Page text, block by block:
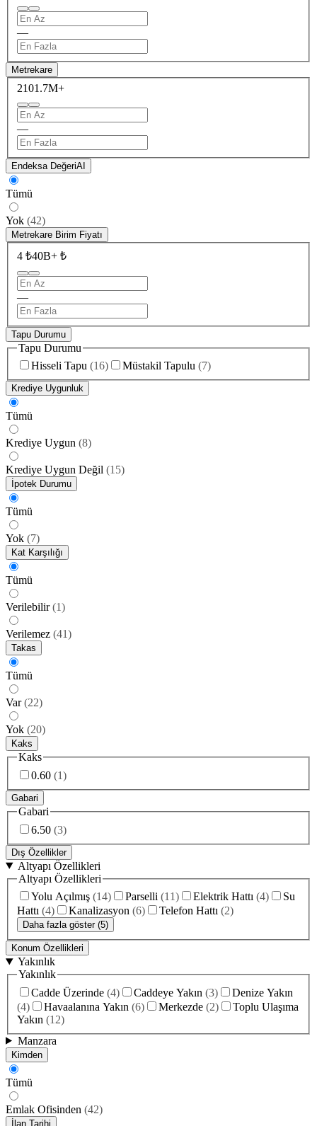
—
Metrekare
2101.7M+
—
Endeksa DeğeriAI
Tümü
Yok (42)
Metrekare Birim Fiyatı
4 ₺40B+ ₺
—
Tapu Durumu
Tapu Durumu
Hisseli Tapu (16) Müstakil Tapulu (7)
Krediye Uygunluk
Tümü
Krediye Uygun (8)
Krediye Uygun Değil (15)
İpotek Durumu
Tümü
Yok (7)
Kat Karşılığı
Tümü
Verilebilir (1)
Verilemez (41)
Takas
Tümü
Var (22)
Yok (20)
Kaks
Kaks
0.60 (1)
Gabari
Gabari
6.50 (3)
Dış Özellikler
Altyapı Özellikleri
Altyapı Özellikleri
Yolu Açılmış (14) Parselli (11) Elektrik Hattı (4)
Su
Hattı (4) Kanalizasyon (6) Telefon Hattı (2)
Daha fazla göster (5)
Konum Özellikleri
Yakınlık
Yakınlık
Cadde Üzerinde (4) Caddeye Yakın (3)
Denize Yakın
(4) Havaalanına Yakın (6) Merkezde (2)
Toplu Ulaşıma
Yakın (12)
Manzara
Kimden
Tümü
Emlak Ofisinden (42)
İlan Tarihi